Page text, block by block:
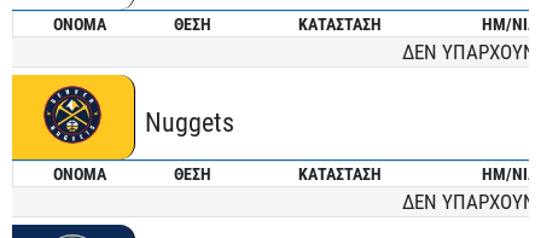
ONOMA ΘΕΣΗ ΚΑΤΑΣΤΑΣΗ ΗΜ/ΝΙΑ
ΔΕΝ ΥΠΑΡΧΟΥΝ
Nuggets
ONOMA ΘΕΣΗ ΚΑΤΑΣΤΑΣΗ ΗΜ/ΝΙΑ
ΔΕΝ ΥΠΑΡΧΟΥΝ